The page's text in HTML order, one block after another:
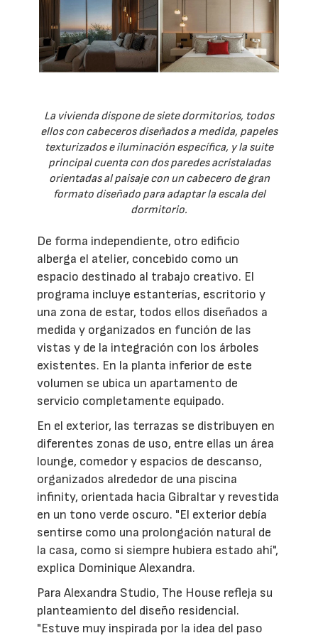
La vivienda dispone de siete dormitorios, todos
ellos con cabeceros diseñados a medida, papeles
texturizados e iluminación específica, y la suite
principal cuenta con dos paredes acristaladas
orientadas al paisaje con un cabecero de gran
formato diseñado para adaptar la escala del
dormitorio.
De forma independiente, otro edificio
alberga el atelier, concebido como un
espacio destinado al trabajo creativo. El
programa incluye estanterías, escritorio y
una zona de estar, todos ellos diseñados a
medida y organizados en función de las
vistas y de la integración con los árboles
existentes. En la planta inferior de este
volumen se ubica un apartamento de
servicio completamente equipado.
En el exterior, las terrazas se distribuyen en
diferentes zonas de uso, entre ellas un área
lounge, comedor y espacios de descanso,
organizados alrededor de una piscina
infinity, orientada hacia Gibraltar y revestida
en un tono verde oscuro. "El exterior debía
sentirse como una prolongación natural de
la casa, como si siempre hubiera estado ahí",
explica Dominique Alexandra.
Para Alexandra Studio, The House refleja su
planteamiento del diseño residencial.
"Estuve muy inspirada por la idea del paso